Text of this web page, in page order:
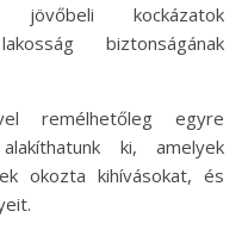
kockázatok
biztonságának
remélhetőleg egyre
ki, amelyek
okozta kihívásokat, és